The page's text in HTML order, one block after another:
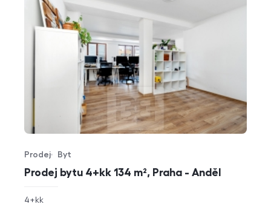
Prodej bytu 4+kk 134 m², Praha - Anděl
Typ nabídky
Prodej
Typ nemovitosti
Byt
rozměry
4+kk